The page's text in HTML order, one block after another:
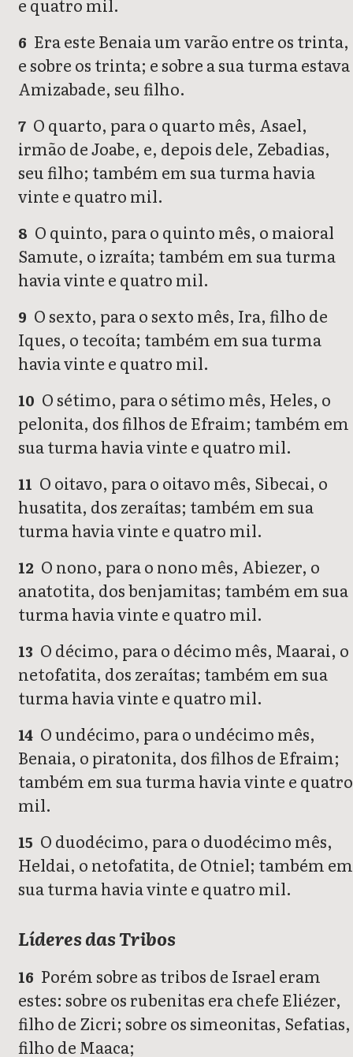
e quatro mil.
6 Era este Benaia um varão entre os trinta,
e sobre os trinta; e sobre a sua turma estava
Amizabade, seu filho.
7 O quarto, para o quarto mês, Asael,
irmão de Joabe, e, depois dele, Zebadias,
seu filho; também em sua turma havia
vinte e quatro mil.
8 O quinto, para o quinto mês, o maioral
Samute, o izraíta; também em sua turma
havia vinte e quatro mil.
9 O sexto, para o sexto mês, Ira, filho de
Iques, o tecoíta; também em sua turma
havia vinte e quatro mil.
10 O sétimo, para o sétimo mês, Heles, o
pelonita, dos filhos de Efraim; também em
sua turma havia vinte e quatro mil.
11 O oitavo, para o oitavo mês, Sibecai, o
husatita, dos zeraítas; também em sua
turma havia vinte e quatro mil.
12 O nono, para o nono mês, Abiezer, o
anatotita, dos benjamitas; também em sua
turma havia vinte e quatro mil.
13 O décimo, para o décimo mês, Maarai, o
netofatita, dos zeraítas; também em sua
turma havia vinte e quatro mil.
14 O undécimo, para o undécimo mês,
Benaia, o piratonita, dos filhos de Efraim;
também em sua turma havia vinte e quatro
mil.
15 O duodécimo, para o duodécimo mês,
Heldai, o netofatita, de Otniel; também em
sua turma havia vinte e quatro mil.
Líderes das Tribos
16 Porém sobre as tribos de Israel eram
estes: sobre os rubenitas era chefe Eliézer,
filho de Zicri; sobre os simeonitas, Sefatias,
filho de Maaca;